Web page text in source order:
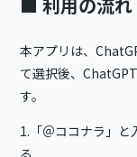
本アプリは、
て選択後、
す。
1.「＠ココナラ」と
る